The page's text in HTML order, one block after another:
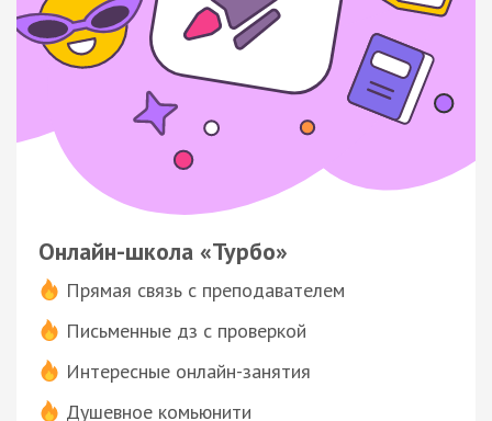
Онлайн-школа «Турбо»
Прямая связь с преподавателем
Письменные дз с проверкой
Интересные онлайн-занятия
Душевное комьюнити